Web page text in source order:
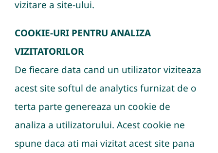
vizitare a site-ului.
COOKIE-URI PENTRU ANALIZA
VIZITATORILOR
De fiecare data cand un utilizator viziteaza
acest site softul de analytics furnizat de o
terta parte genereaza un cookie de
analiza a utilizatorului. Acest cookie ne
spune daca ati mai vizitat acest site pana